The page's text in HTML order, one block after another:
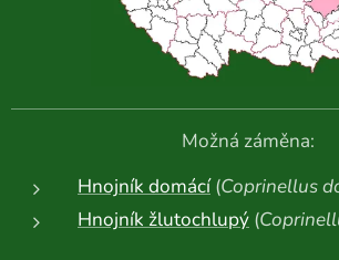
Možná záměna:
Hnojník domácí(Coprinellus
Hnojník žlutochlupý (